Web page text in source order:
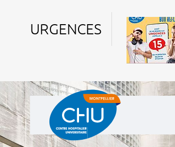
URGENCES